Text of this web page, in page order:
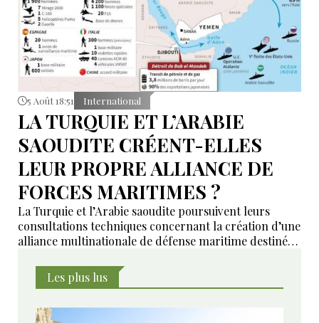
5 Août 18:51 International
LA TURQUIE ET L’ARABIE
SAOUDITE CRÉENT-ELLES
LEUR PROPRE ALLIANCE DE
FORCES MARITIMES ?
La Turquie et l’Arabie saoudite poursuivent leurs
consultations techniques concernant la création d’une
alliance multinationale de défense maritime destinée
dans le détroit de Bab el-Mandeb et dans le golfe
d’Aden.
Les plus lus